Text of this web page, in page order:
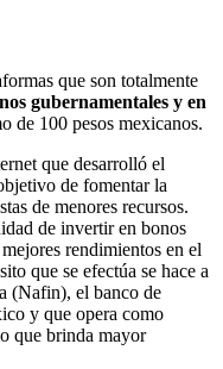
que son totalmente
gubernamentales y en
de 100 pesos mexicanos.
que desarrolló el
de fomentar la
de menores recursos.
de invertir en bonos
rendimientos en el
que se efectúa se hace a
(Nafin), el banco de
y que opera como
que brinda mayor